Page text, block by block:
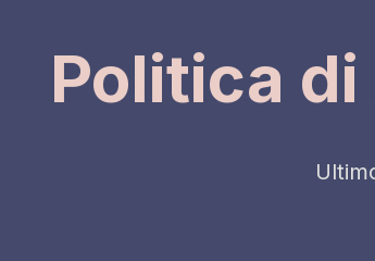
Politica